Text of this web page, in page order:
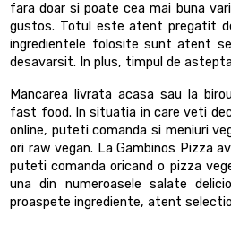
fara doar si poate cea mai buna
gustos. Totul este atent pregatit
ingredientele folosite sunt atent
desavarsit. In plus, timpul de
Mancarea livrata acasa sau la
fast food. In situatia in care veti
online, puteti comanda si meniuri
ori raw vegan. La Gambinos Pizza
puteti comanda oricand o pizza
una din numeroasele salate
proaspete ingrediente, atent